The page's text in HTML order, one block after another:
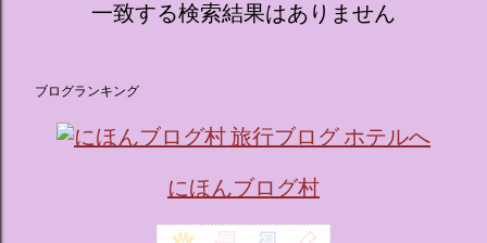
陸となります。 まるで本当にラグジュアリーホテルにチェッ
クインしてルームツアーを楽しむような、特別な空間が演出
のホテル」 デジタルメディア技術で世界的に知られるクリエ
イティブプロダクション「d'strict」が手掛けており、五感を
刺激する美しいデジタルアートとストーリー性の高い全11の
テーマブースで構成されています。 チェックインからスター
ト ：ピンクを基調とした華やかなエントランスロビーでルー
ムキーを受け取り、まるでホテルに滞在するかのような没入
一致する検索結果はありません
ブログランキング
にほんブログ村